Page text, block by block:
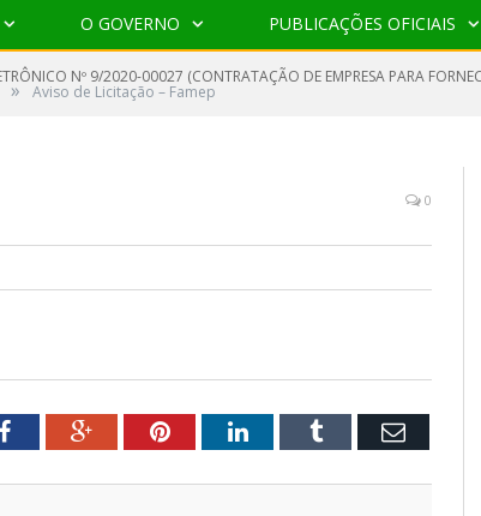
O GOVERNO PUBLICAÇÕES OFICIAIS
Nº 9/2020-00027 (CONTRATAÇÃO DE EMPRESA PARA
» Aviso de Licitação – Famep
0
FacebookGoogle+PinterestLinkedInTumblr Email